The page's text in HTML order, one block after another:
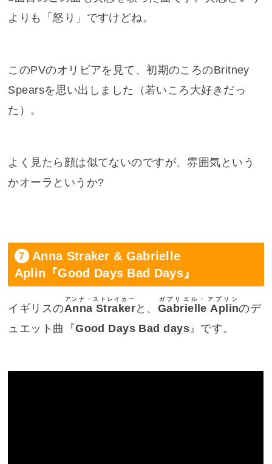
よりも「怒り」ですけどね。
このPVのオリビアを見て、初期のころのBritney
Spearsを思い出しました（ 若いころ大好きだっ
た ）。
よく見たら顔は似てないのですが、雰囲気という
かオーラというか?
Anna Straker & Gabrielle
Aplin『Good Days Bad Days』
イギリスのAnna Straker
アンナ・ストレイカー
と、 Gabrielle Aplin
ガブリエル・アプリン
のデ
ュエット曲『Good Days Bad days』です。